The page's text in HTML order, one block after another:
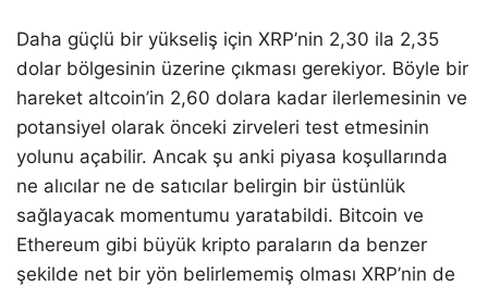
Daha güçlü bir yükseliş için XRP’nin 2,30 ila 2,35
dolar bölgesinin üzerine çıkması gerekiyor. Böyle bir
hareket altcoin’in 2,60 dolara kadar ilerlemesinin ve
potansiyel olarak önceki zirveleri test etmesinin
yolunu açabilir. Ancak şu anki piyasa koşullarında
ne alıcılar ne de satıcılar belirgin bir üstünlük
sağlayacak momentumu yaratabildi. Bitcoin ve
Ethereum gibi büyük kripto paraların da benzer
şekilde net bir yön belirlememiş olması XRP’nin de